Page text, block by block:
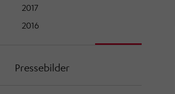
2017
2016
Pressebilder